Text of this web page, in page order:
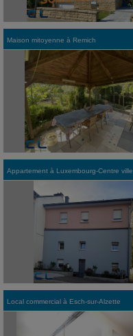
Maison mitoyenne à Remich
Appartement à Luxembourg-Centre ville
Local commercial à Esch-sur-Alzette